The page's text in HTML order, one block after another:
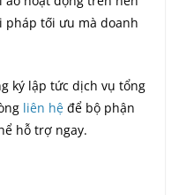
pháp tối ưu mà doanh
ký lập tức dịch vụ tổng
liên hệ để bộ phận
hỗ trợ ngay.